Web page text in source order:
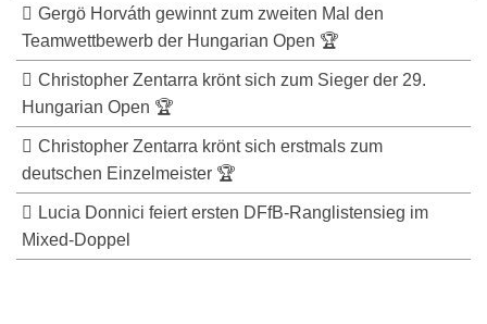
Gergö Horváth gewinnt zum zweiten Mal den
Teamwettbewerb der Hungarian Open 🏆
Christopher Zentarra krönt sich zum Sieger der 29.
Hungarian Open 🏆
Christopher Zentarra krönt sich erstmals zum
deutschen Einzelmeister 🏆
Lucia Donnici feiert ersten DFfB-Ranglistensieg im
Mixed-Doppel